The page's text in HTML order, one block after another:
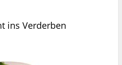
ins Verderben